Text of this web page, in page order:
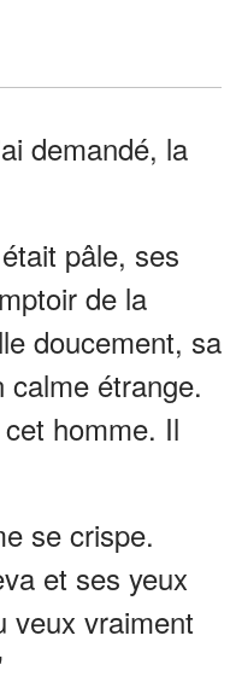
demandé, la
pâle, ses
de la
doucement, sa
étrange.
homme. Il
se crispe.
et ses yeux
veux vraiment